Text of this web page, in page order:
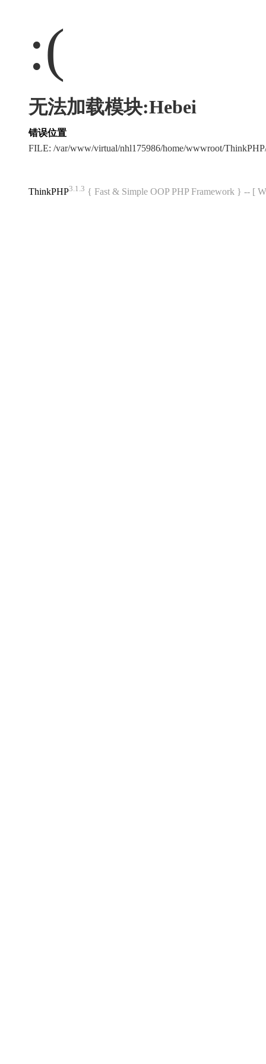
:(
无法加载模块:Hebei
错误位置
FILE: /var/www/virtual/nhl175986/home/wwwroot/
ThinkPHP3.1.3 { Fast & Simple OOP PHP Framework } -- [